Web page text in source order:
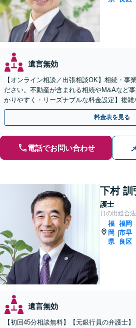
遺言無効
【オンライン相談／出張相談OK】相続・事
ださい。不動産が含まれる相続やM&Aなど
かりやすく・リーズナブルな料金設定】複
間・休日対応可能】【藤崎駅徒歩5分】【弁
料金表を見る
電話でお問い合わせ
下村 訓
護士
日の出総合
福
岡
県
|
福岡
市早
良区
遺言無効
【初回45分相談無料】【元銀行員の弁護士